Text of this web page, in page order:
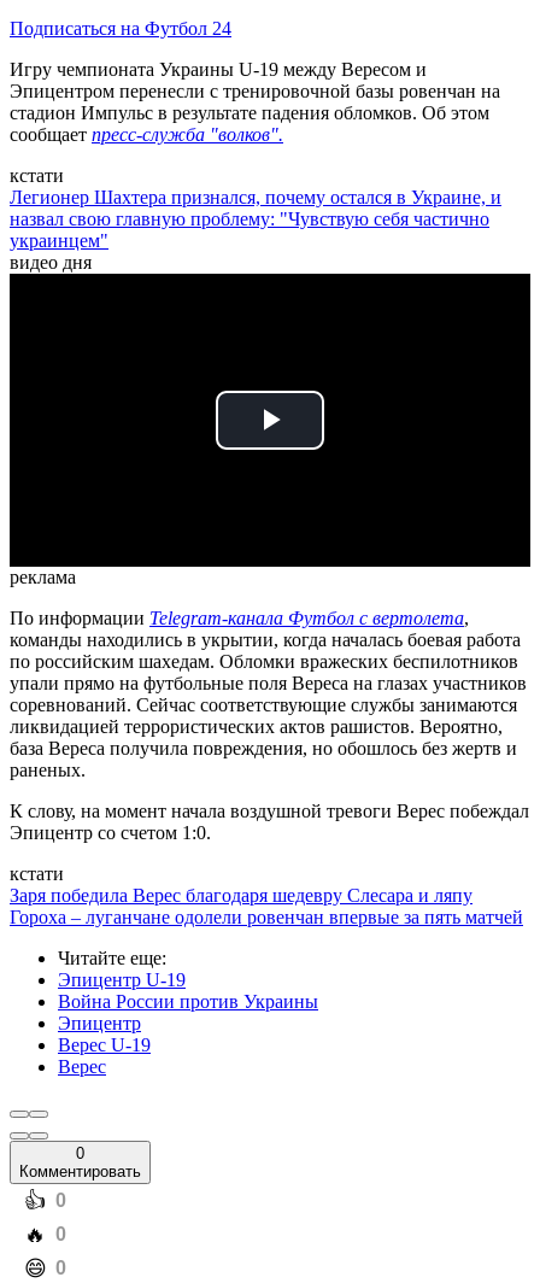
Подписаться на Футбол 24
Игру чемпионата Украины U-19 между Вересом и
Эпицентром перенесли с тренировочной базы ровенчан на
стадион Импульс в результате падения обломков. Об этом
сообщает пресс-служба "волков".
кстати
Легионер Шахтера признался, почему остался в Украине, и
назвал свою главную проблему: "Чувствую себя частично
украинцем"
видео дня
Play
реклама
По информации Telegram-канала Футбол с вертолета,
команды находились в укрытии, когда началась боевая работа
по российским шахедам. Обломки вражеских беспилотников
упали прямо на футбольные поля Вереса на глазах участников
соревнований. Сейчас соответствующие службы занимаются
ликвидацией террористических актов рашистов. Вероятно,
база Вереса получила повреждения, но обошлось без жертв и
раненых.
К слову, на момент начала воздушной тревоги Верес побеждал
Эпицентр со счетом 1:0.
кстати
Заря победила Верес благодаря шедевру Слесара и ляпу
Гороха – луганчане одолели ровенчан впервые за пять матчей
Читайте еще:
Эпицентр U-19
Война России против Украины
Эпицентр
Верес U-19
Верес
0
Комментировать
️👍 0
️🔥 0
️😄 0